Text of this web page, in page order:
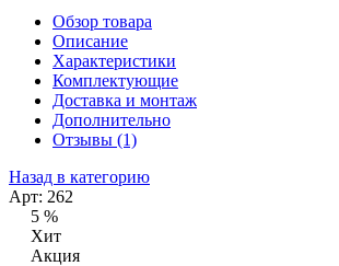
Обзор товара
Описание
Характеристики
Комплектующие
Доставка и монтаж
Дополнительно
Отзывы (1)
Назад в категорию
Арт: 262
5 %
Хит
Акция